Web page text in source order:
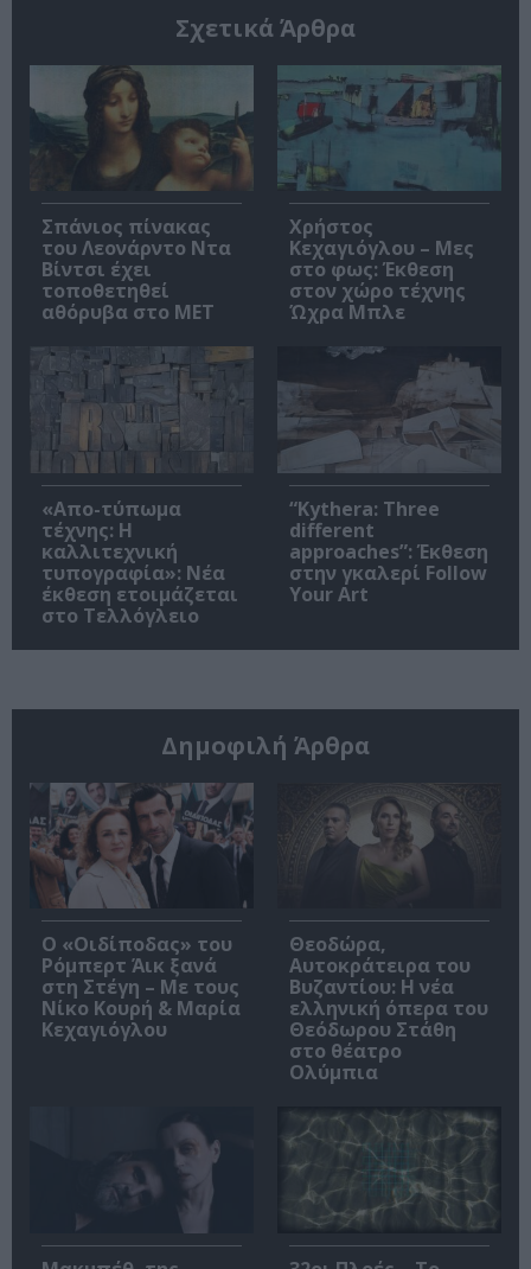
Σχετικά Άρθρα
Σπάνιος πίνακας
του Λεονάρντο Ντα
Βίντσι έχει
τοποθετηθεί
αθόρυβα στο MET
Χρήστος
Κεχαγιόγλου – Μες
στο φως: Έκθεση
στον χώρο τέχνης
Ώχρα Μπλε
«Απο-τύπωμα
τέχνης: H
καλλιτεχνική
τυπογραφία»: Νέα
έκθεση ετοιμάζεται
στο Τελλόγλειο
“Kythera: Three
different
approaches”: Έκθεση
στην γκαλερί Follow
Your Art
Δημοφιλή Άρθρα
O «Οιδίποδας» του
Ρόμπερτ Άικ ξανά
στη Στέγη – Με τους
Νίκο Κουρή & Μαρία
Κεχαγιόγλου
Θεοδώρα,
Αυτοκράτειρα του
Βυζαντίου: Η νέα
ελληνική όπερα του
Θεόδωρου Στάθη
στο θέατρο
Ολύμπια